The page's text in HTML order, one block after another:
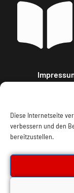
Diese Internetseite
verbessern und den
bereitzustellen.